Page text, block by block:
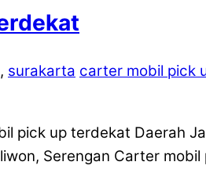
, surakarta carter mobil pick
pick up terdekat Daerah
Serengan Carter